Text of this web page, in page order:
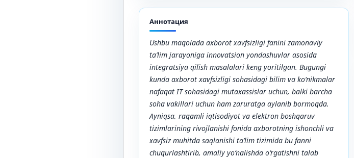
Аннотация
Ushbu maqolada axborot xavfsizligi fanini zamonaviy
ta’lim jarayoniga innovatsion yondashuvlar asosida
integratsiya qilish masalalari keng yoritilgan. Bugungi
kunda axborot xavfsizligi sohasidagi bilim va ko‘nikmalar
nafaqat IT sohasidagi mutaxassislar uchun, balki barcha
soha vakillari uchun ham zaruratga aylanib bormoqda.
Ayniqsa, raqamli iqtisodiyot va elektron boshqaruv
tizimlarining rivojlanishi fonida axborotning ishonchli va
xavfsiz muhitda saqlanishi ta’lim tizimida bu fanni
chuqurlashtirib, amaliy yo‘nalishda o‘rgatishni talab